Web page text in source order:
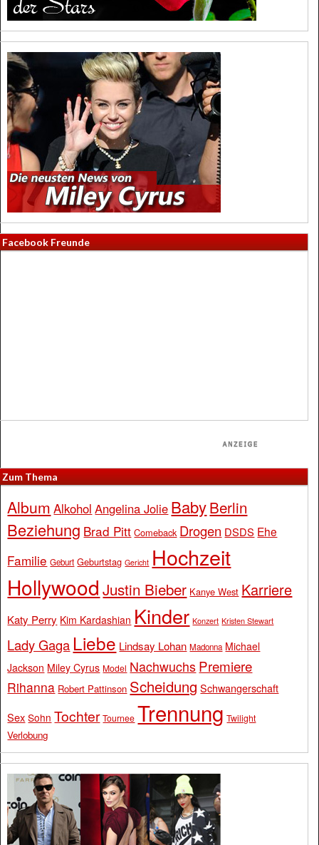
Facebook Freunde
Zum Thema
Album Alkohol Angelina Jolie BabyBerlin
Beziehung Brad Pitt Comeback Drogen DSDS Ehe
Familie Geburt Geburtstag Gericht Hochzeit
Hollywood Justin Bieber Kanye West Karriere
Katy Perry Kim Kardashian Kinder Konzert Kristen Stewart
Lady Gaga Liebe Lindsay Lohan Madonna Michael
Jackson Miley Cyrus Model Nachwuchs Premiere
Rihanna Robert Pattinson Scheidung Schwangerschaft
Sex Sohn Tochter Tournee Trennung Twilight
Verlobung